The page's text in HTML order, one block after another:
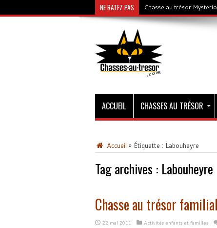
NE RATEZ PAS Chasse au trésor
ACCUEIL CHASSES AU TRÉSOR
Accueil » Étiquette : Labouheyre
Tag archives : Labouheyre
Chasse au trésor
22 mai 2011 Activités enfants et familles